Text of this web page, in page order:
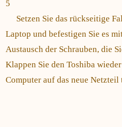
5
Setzen Sie das rückseitige
Laptop und befestigen Sie es
Austausch der Schrauben, die
Klappen Sie den Toshiba
Computer auf das neue Netzteil